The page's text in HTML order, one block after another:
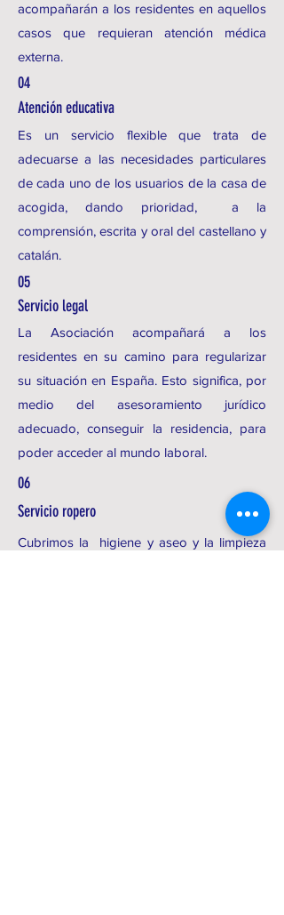
acompañarán a los residentes en aquellos
casos que requieran atención médica
externa.
04
Atención educativa
Es un servicio flexible que trata de
adecuarse a las necesidades particulares
de cada uno de los usuarios de la casa de
acogida, dando prioridad, a la
comprensión, escrita y oral del castellano y
catalán.
05
Servicio legal
La Asociación acompañará a los
residentes en su camino para regularizar
su situación en España. Esto significa, por
medio del asesoramiento jurídico
adecuado, conseguir la residencia, para
poder acceder al mundo laboral.
06
Servicio ropero
Cubrimos la higiene y aseo y la limpieza